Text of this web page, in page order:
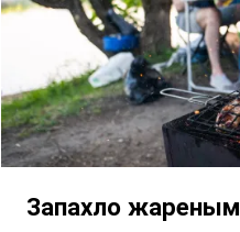
Запахло жареным